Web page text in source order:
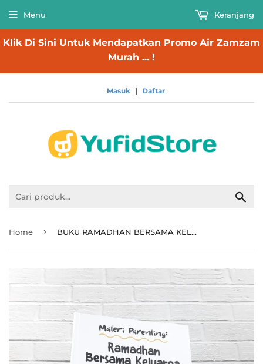
Klik Di Sini Untuk Mendapatkan Promo Air Zamzam
Murah ... !
Masuk | Daftar
Menu Keranjang
Home › BUKU RAMADHAN BERSAMA KELUARGA (RUMAYSHO)